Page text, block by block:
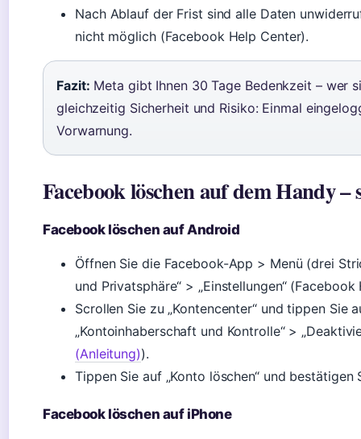
Nach Ablauf der Frist sind alle Daten
nicht möglich (Facebook Help Center).
Fazit: Meta gibt Ihnen 30 Tage Bedenkzeit – wer
gleichzeitig Sicherheit und Risiko: Einmal
Vorwarnung.
Facebook löschen auf dem Handy
Facebook löschen auf Android
Öffnen Sie die Facebook-App > Menü (drei
und Privatsphäre“ > „Einstellungen“
Scrollen Sie zu „Kontencenter“ und tippen Sie
„Kontoinhaberschaft und Kontrolle“ >
(Anleitung)).
Tippen Sie auf „Konto löschen“ und bestätigen
Facebook löschen auf iPhone